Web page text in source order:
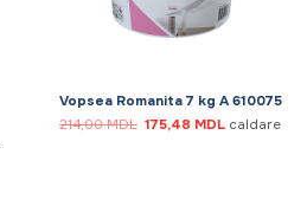
Vopsea Romanita 7 kg A 610075
214,00MDL Prețul
inițial
175,48 MDLPrețul
caldare